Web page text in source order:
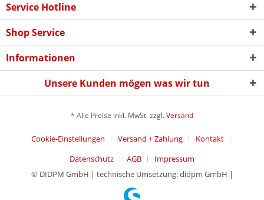
Service Hotline
Shop Service
Informationen
Unsere Kunden mögen was wir tun
* Alle Preise inkl. MwSt. zzgl.Versand
Cookie-Einstellungen Versand + Zahlung
Kontakt
Datenschutz
AGB
Impressum
© DIDPM GmbH | technische Umsetzung: didpm GmbH |